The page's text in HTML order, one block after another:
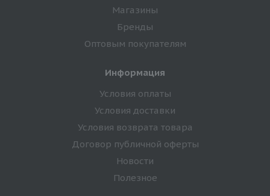
Магазины
Бренды
Оптовым покупателям
Информация
Условия оплаты
Условия доставки
Условия возврата товара
Договор публичной оферты
Новости
Полезное